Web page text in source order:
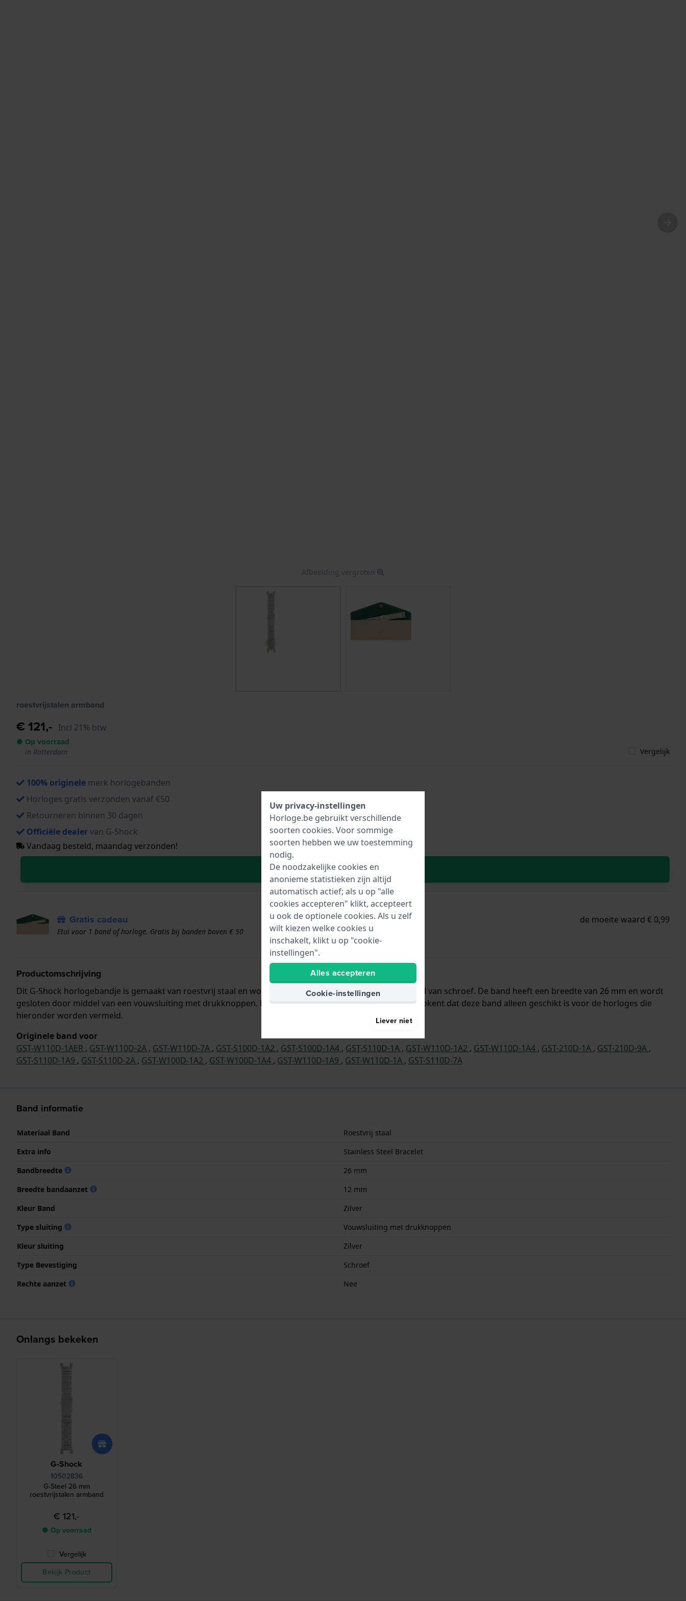
Afbeelding vergroten
roestvrijstalen armband
€ 121,- Incl 21% btw
● Op voorraad
in Rotterdam
Vergelijk
100% originele merk horlogebanden
Horloges gratis verzonden vanaf €50
Retourneren binnen 30 dagen
Officiële dealervan G-Shock
Vandaag besteld, maandag verzonden!
In Winkelwagen
Gratis cadeau de moeite waard € 0,99
Etui voor 1 band of horloge. Gratis bij banden boven € 50
Productomschrijving
Dit G-Shock horlogebandje is gemaakt van roestvrij staal en wordt aan het horloge bevestigd door middel van schroef. De band heeft een breedte van 26 mm en wordt
gesloten door middel van een vouwsluiting met drukknoppen. De band heeft geen rechte aanzet wat betekent dat deze band alleen geschikt is voor de horloges die
hieronder worden vermeld.
Originele band voor
GST-W110D-1AER , GST-W110D-2A , GST-W110D-7A , GST-S100D-1A2 , GST-S100D-1A4 , GST-S110D-1A , GST-W110D-1A2 , GST-W110D-1A4 , GST-210D-1A , GST-210D-9A ,
GST-S110D-1A9 , GST-S110D-2A , GST-W100D-1A2 , GST-W100D-1A4 , GST-W110D-1A9 , GST-W110D-1A , GST-S110D-7A
Band informatie
Materiaal Band
Roestvrij staal
Extra info
Stainless Steel Bracelet
Bandbreedte
26 mm
Breedte bandaanzet
12 mm
Kleur Band
Zilver
Type sluiting
Vouwsluiting met drukknoppen
Kleur sluiting
Zilver
Type Bevestiging
Schroef
Rechte aanzet
Nee
Onlangs bekeken
G-Shock
10502836
G-Steel 26 mm
roestvrijstalen armband
€ 121,-
● Op voorraad
Vergelijk
Bekijk Product
Uw privacy-instellingen
Horloge.be gebruikt verschillende
soorten cookies. Voor sommige
soorten hebben we uw toestemming
nodig.
De noodzakelijke cookies en
anonieme statistieken zijn altijd
automatisch actief; als u op "alle
cookies accepteren" klikt, accepteert
u ook de optionele cookies. Als u zelf
wilt kiezen welke cookies u
inschakelt, klikt u op "cookie-
instellingen".
Alles accepteren
Cookie-instellingen
Liever niet